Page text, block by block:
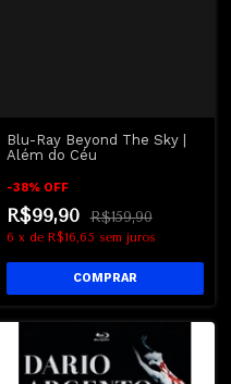
Blu-Ray Beyond The Sky |
Além do Céu
-38% OFF
R$99,90 R$159,90
6 x de R$16,65 sem juros